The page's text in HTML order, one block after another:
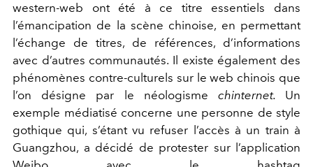
western-web ont été à ce titre essentiels dans
l’émancipation de la scène chinoise, en permettant
l’échange de titres, de références, d’informations
avec d’autres communautés. Il existe également des
phénomènes contre-culturels sur le web chinois que
l’on désigne par le néologisme chinternet. Un
exemple médiatisé concerne une personne de style
gothique qui, s’étant vu refuser l’accès à un train à
Guangzhou, a décidé de protester sur l’application